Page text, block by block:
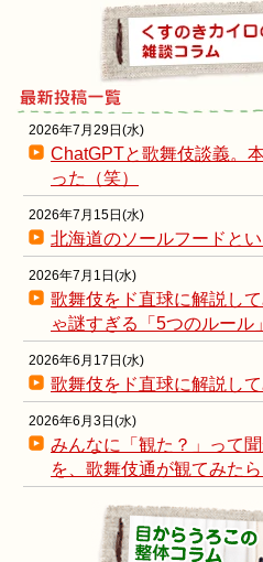
2026年7月29日(水)
ChatGPTと歌舞伎談義。
った（笑）
2026年7月15日(水)
北海道のソールフードと
2026年7月1日(水)
歌舞伎をド直球に解説し
ゃ謎すぎる「5つのルール
2026年6月17日(水)
歌舞伎をド直球に解説して
2026年6月3日(水)
みんなに「観た？」って
を、歌舞伎通が観てみた